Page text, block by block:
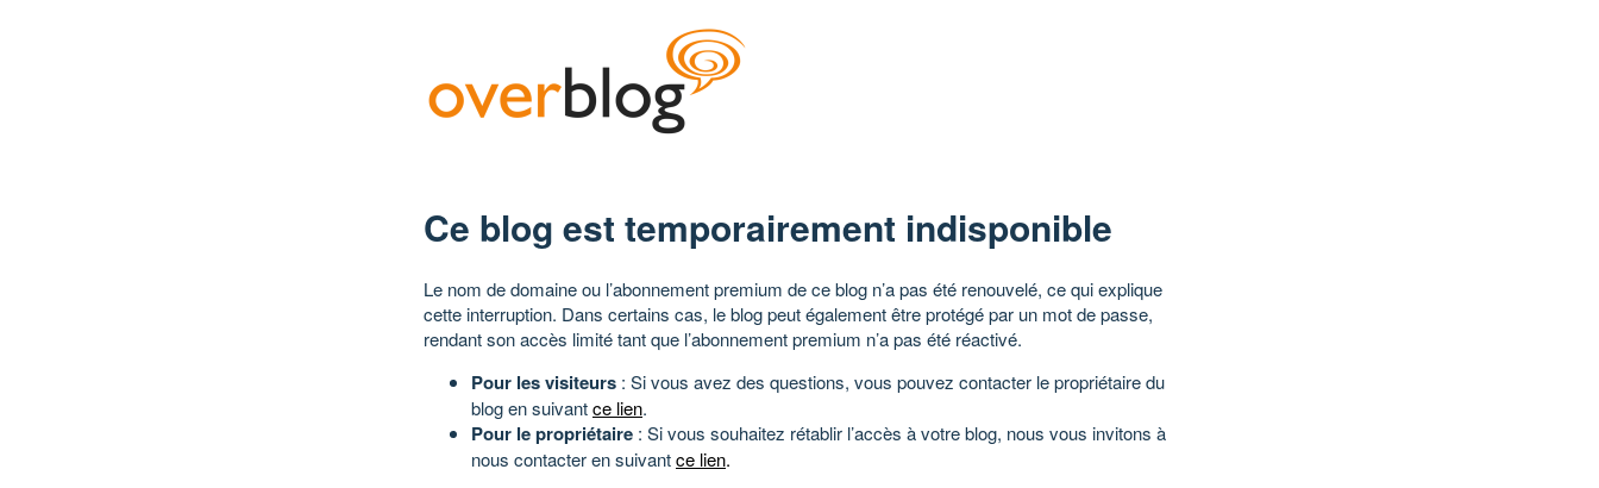
Ce blog est temporairement indisponible
Le nom de domaine ou l’abonnement premium de ce blog n’a pas été renouvelé, ce qui explique
cette interruption. Dans certains cas, le blog peut également être protégé par un mot de passe,
rendant son accès limité tant que l’abonnement premium n’a pas été réactivé.
Pour les visiteurs : Si vous avez des questions, vous pouvez contacter le propriétaire du
blog en suivantce lien.
Pour le propriétaire : Si vous souhaitez rétablir l’accès à votre blog, nous vous invitons à
nous contacter en suivantce lien.